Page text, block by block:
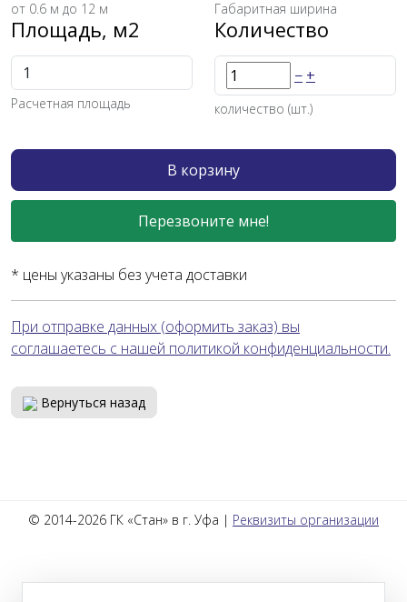
от 0.6 м до 12 м Габаритная ширина
Площадь, м2
Расчетная площадь
Количество
− +
количество (шт.)
В корзину
Перезвоните мне!
* цены указаны без учета доставки
При отправке данных (оформить заказ) вы
соглашаетесь с нашей политикой конфиденциальности.
Вернуться назад
© 2014-2026 ГК «Стан» в г. Уфа | Реквизиты организации